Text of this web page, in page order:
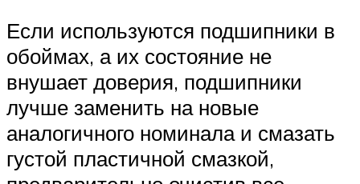
Если используются подшипники в
обоймах, а их состояние не
внушает доверия, подшипники
лучше заменить на новые
аналогичного номинала и смазать
густой пластичной смазкой,